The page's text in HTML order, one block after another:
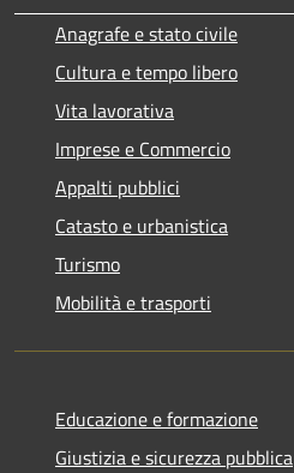
Anagrafe e stato civile
Cultura e tempo libero
Vita lavorativa
Imprese e Commercio
Appalti pubblici
Catasto e urbanistica
Turismo
Mobilità e trasporti
Educazione e formazione
Giustizia e sicurezza pubblica